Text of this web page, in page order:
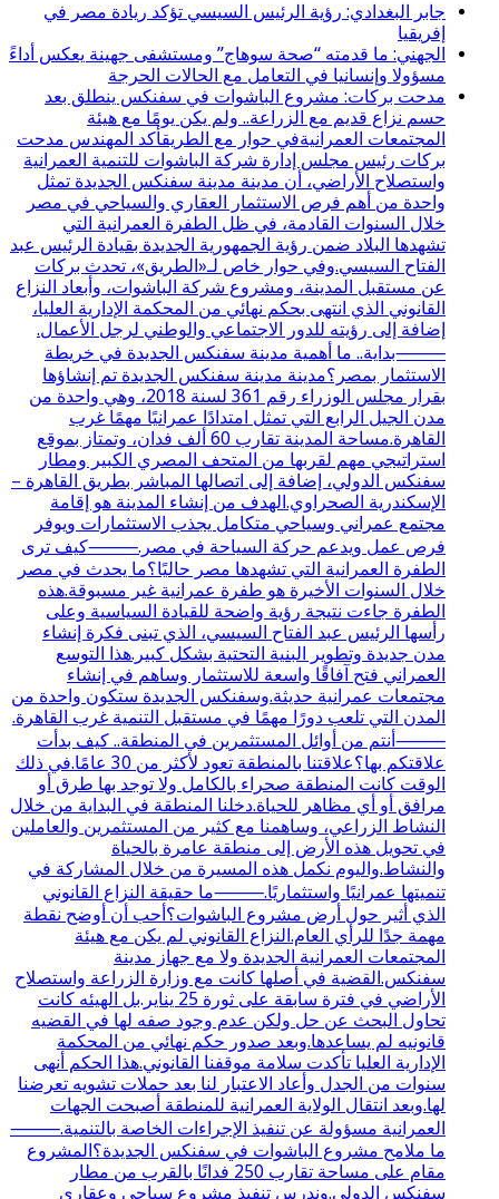
جابر البغدادي: رؤية الرئيس السيسي تؤكد ريادة مصر في
إفريقيا
الجهني: ما قدمته “صحة سوهاج” ومستشفى جهينة يعكس أداءً
مسؤولا وإنسانيا في التعامل مع الحالات الحرجة
مدحت بركات: مشروع الباشوات في سفنكس ينطلق بعد
حسم نزاع قديم مع الزراعة.. ولم يكن يومًا مع هيئة
المجتمعات العمرانيةفي حوار مع الطريقأكد المهندس مدحت
بركات رئيس مجلس إدارة شركة الباشوات للتنمية العمرانية
واستصلاح الأراضي، أن مدينة مدينة سفنكس الجديدة تمثل
واحدة من أهم فرص الاستثمار العقاري والسياحي في مصر
خلال السنوات القادمة، في ظل الطفرة العمرانية التي
تشهدها البلاد ضمن رؤية الجمهورية الجديدة بقيادة الرئيس عبد
الفتاح السيسي.وفي حوار خاص لـ«الطريق»، تحدث بركات
عن مستقبل المدينة، ومشروع شركة الباشوات، وأبعاد النزاع
القانوني الذي انتهى بحكم نهائي من المحكمة الإدارية العليا،
إضافة إلى رؤيته للدور الاجتماعي والوطني لرجل الأعمال.
⸻بداية.. ما أهمية مدينة سفنكس الجديدة في خريطة
الاستثمار بمصر؟مدينة مدينة سفنكس الجديدة تم إنشاؤها
بقرار مجلس الوزراء رقم 361 لسنة 2018، وهي واحدة من
مدن الجيل الرابع التي تمثل امتدادًا عمرانيًا مهمًا غرب
القاهرة.مساحة المدينة تقارب 60 ألف فدان، وتمتاز بموقع
استراتيجي مهم لقربها من المتحف المصري الكبير ومطار
سفنكس الدولي، إضافة إلى اتصالها المباشر بطريق القاهرة –
الإسكندرية الصحراوي.الهدف من إنشاء المدينة هو إقامة
مجتمع عمراني وسياحي متكامل يجذب الاستثمارات ويوفر
فرص عمل ويدعم حركة السياحة في مصر.⸻كيف ترى
الطفرة العمرانية التي تشهدها مصر حاليًا؟ما يحدث في مصر
خلال السنوات الأخيرة هو طفرة عمرانية غير مسبوقة.هذه
الطفرة جاءت نتيجة رؤية واضحة للقيادة السياسية وعلى
رأسها الرئيس عبد الفتاح السيسي، الذي تبنى فكرة إنشاء
مدن جديدة وتطوير البنية التحتية بشكل كبير.هذا التوسع
العمراني فتح آفاقًا واسعة للاستثمار وساهم في إنشاء
مجتمعات عمرانية حديثة.وسفنكس الجديدة ستكون واحدة من
المدن التي تلعب دورًا مهمًا في مستقبل التنمية غرب القاهرة.
⸻أنتم من أوائل المستثمرين في المنطقة.. كيف بدأت
علاقتكم بها؟علاقتنا بالمنطقة تعود لأكثر من 30 عامًا.في ذلك
الوقت كانت المنطقة صحراء بالكامل ولا توجد بها طرق أو
مرافق أو أي مظاهر للحياة.دخلنا المنطقة في البداية من خلال
النشاط الزراعي، وساهمنا مع كثير من المستثمرين والعاملين
في تحويل هذه الأرض إلى منطقة عامرة بالحياة
والنشاط.واليوم نكمل هذه المسيرة من خلال المشاركة في
تنميتها عمرانيًا واستثماريًا.⸻ما حقيقة النزاع القانوني
الذي أثير حول أرض مشروع الباشوات؟أحب أن أوضح نقطة
مهمة جدًا للرأي العام.النزاع القانوني لم يكن مع هيئة
المجتمعات العمرانية الجديدة ولا مع جهاز مدينة
سفنكس.القضية في أصلها كانت مع وزارة الزراعة واستصلاح
الأراضي في فترة سابقة على ثورة 25 يناير.بل الهيئه كانت
تحاول البحث عن حل ولكن عدم وجود صفه لها في القضيه
قانونيه لم يساعدها.وبعد صدور حكم نهائي من المحكمة
الإدارية العليا تأكدت سلامة موقفنا القانوني.هذا الحكم أنهى
سنوات من الجدل وأعاد الاعتبار لنا بعد حملات تشويه تعرضنا
لها.وبعد انتقال الولاية العمرانية للمنطقة أصبحت الجهات
العمرانية مسؤولة عن تنفيذ الإجراءات الخاصة بالتنمية.⸻
ما ملامح مشروع الباشوات في سفنكس الجديدة؟المشروع
مقام على مساحة تقارب 250 فدانًا بالقرب من مطار
سفنكس الدولي.وندرس تنفيذ مشروع سياحي وعقاري